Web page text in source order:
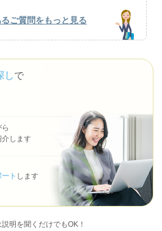
るご質問をもっと見る
しで
介します
ト します
明を聞くだけでもOK！